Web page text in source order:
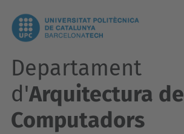
Departament
d'Arquitectura de
Computadors